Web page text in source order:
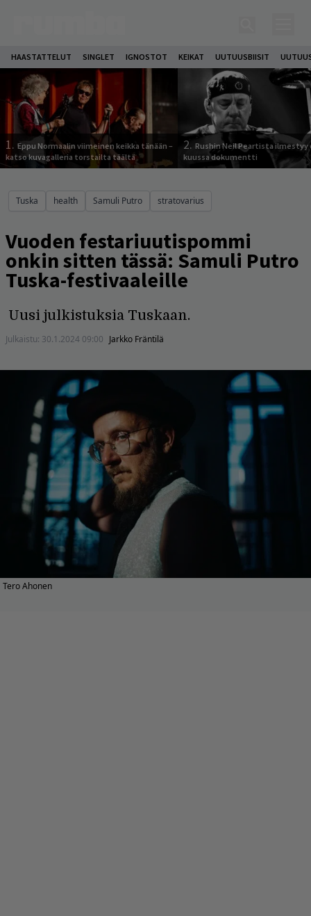
HAASTATTELUT SINGLET IGNOSTOT KEIKAT UUTUUSBIISIT
1. Eppu Normaalin viimeinen keikka tänään –
katso kuvagalleria torstailta täältä
2. Rushin Neil Peartista ilmestyy
kuussa dokumentti
Tuska health Samuli Putro stratovarius
Vuoden festariuutispommi
onkin sitten tässä: Samuli Putro
Tuska-festivaaleille
Uusi julkistuksia Tuskaan.
Julkaistu: 30.1.2024 09:00 Jarkko Fräntilä
Tero Ahonen